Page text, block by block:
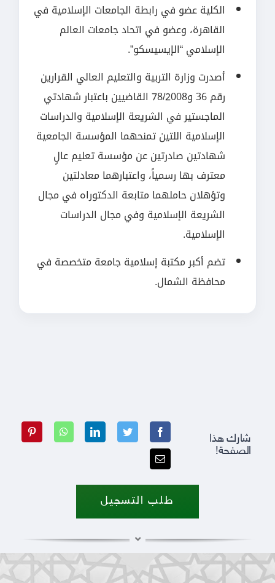
الكلية عضو في رابطة الجامعات الإسلامية في
القاهرة، وعضو في اتحاد جامعات العالم
الإسلامي “الإيسيسكو”.
أصدرت وزارة التربية والتعليم العالي القرارين
رقم 36 و78/2008 القاضيين باعتبار شهادتي
الماجستير في الشريعة الإسلامية والدراسات
الإسلامية اللتين تمنحهما المؤسسة الجامعية
شهادتين صادرتين عن مؤسسة تعليم عالٍ
معترف بها رسمياً، واعتبارهما معادلتين
وتؤهلان حاملهما متابعة الدكتوراه في مجال
الشريعة الإسلامية وفي مجال الدراسات
الإسلامية.
تضم أكبر مكتبة إسلامية جامعة متخصصة في
محافظة الشمال.
شارك هذا
الصفحة!
طلب التسجيل